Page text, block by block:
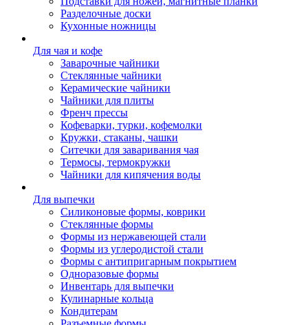
Разделочные доски
Кухонные ножницы
Для чая и кофе
Заварочные чайники
Стеклянные чайники
Керамические чайники
Чайники для плиты
Френч прессы
Кофеварки, турки, кофемолки
Кружки, стаканы, чашки
Ситечки для заваривания чая
Термосы, термокружки
Чайники для кипячения воды
Для выпечки
Силиконовые формы, коврики
Стеклянные формы
Формы из нержавеющей стали
Формы из углеродистой стали
Формы с антипригарным покрытием
Одноразовые формы
Инвентарь для выпечки
Кулинарные кольца
Кондитерам